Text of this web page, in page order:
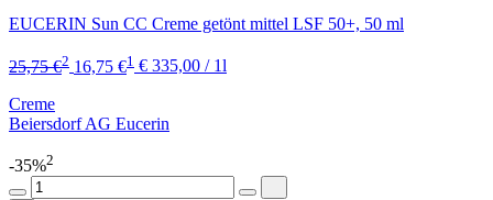
EUCERIN Sun CC Creme getönt mittel LSF 50+, 50 ml
25,75 €2 16,75 €1 € 335,00 / 1l
Creme
Beiersdorf AG Eucerin
-35%2